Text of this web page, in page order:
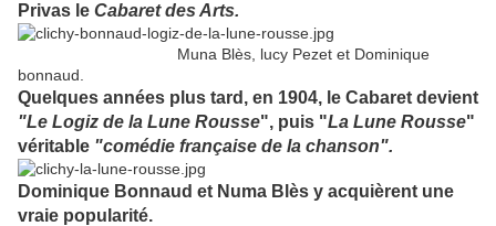
Privas le Cabaret des Arts.
Muna Blès, lucy Pezet et Dominique
bonnaud.
Quelques années plus tard, en 1904, le Cabaret devient
"Le Logiz de la Lune Rousse", puis "La Lune Rousse"
véritable "comédie française de la chanson".
Dominique Bonnaud et Numa Blès y acquièrent une
vraie popularité.